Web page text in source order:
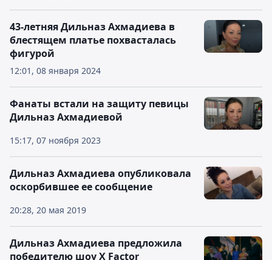
12:01, 08 января 2024
43-летняя Дильназ Ахмадиева в
блестящем платье похвасталась
фигурой
15:17, 07 ноября 2023
Фанаты встали на защиту певицы
Дильназ Ахмадиевой
20:28, 20 мая 2019
Дильназ Ахмадиева опубликовала
оскорбившее ее сообщение
Дильназ Ахмадиева предложила
победителю шоу X Factor